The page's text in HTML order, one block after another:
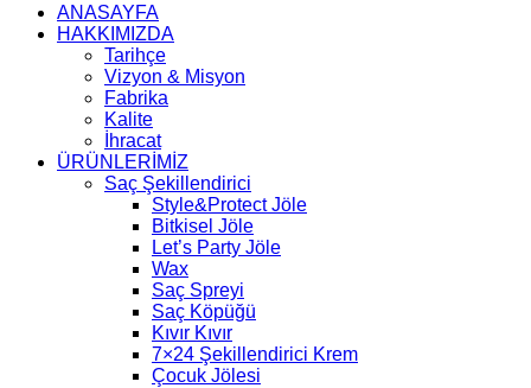
ANASAYFA
HAKKIMIZDA
Tarihçe
Vizyon & Misyon
Fabrika
Kalite
İhracat
ÜRÜNLERİMİZ
Saç Şekillendirici
Style&Protect Jöle
Bitkisel Jöle
Let’s Party Jöle
Wax
Saç Spreyi
Saç Köpüğü
Kıvır Kıvır
7×24 Şekillendirici Krem
Çocuk Jölesi